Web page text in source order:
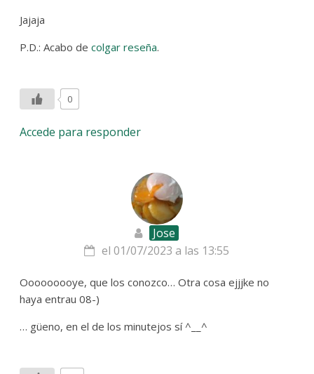
Jajaja
P.D.: Acabo decolgar reseña.
0
Accede para responder
Jose
el 01/07/2023 a las 13:55
Ooooooooye, que los conozco… Otra cosa ejjjke no
haya entrau 08-)
… güeno, en el de los minutejos sí ^__^